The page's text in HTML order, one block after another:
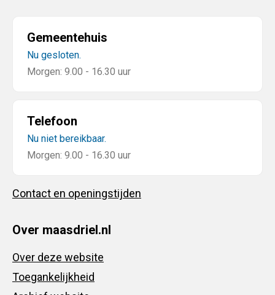
Gemeentehuis
Nu gesloten.
Morgen: 9.00 - 16.30 uur
Telefoon
Nu niet bereikbaar.
Morgen: 9.00 - 16.30 uur
Contact en openingstijden
Over maasdriel.nl
Over deze website
Toegankelijkheid